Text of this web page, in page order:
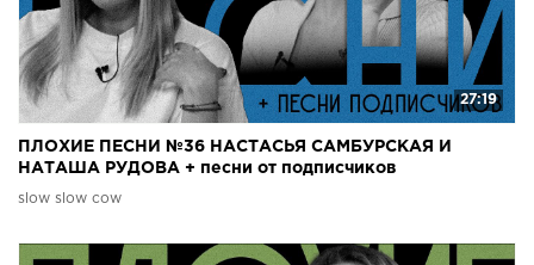
27:19
ПЛОХИЕ ПЕСНИ №36 НАСТАСЬЯ САМБУРСКАЯ И
НАТАША РУДОВА + песни от подписчиков
slow slow cow